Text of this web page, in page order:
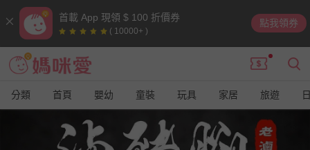
首載 App 現領 $ 100 折價券
( 10000+ )
點我領券
分類 首頁 嬰幼 童裝 玩具 家居 旅遊